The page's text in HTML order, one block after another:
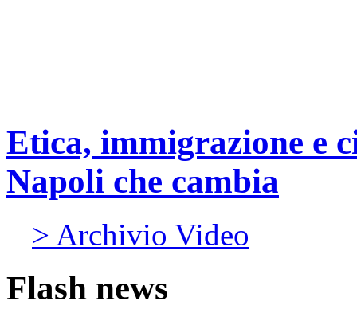
Etica, immigrazione e
Napoli che cambia
> Archivio Video
Flash news